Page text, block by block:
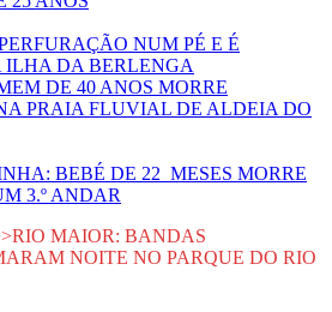
NUM PÉ E É
ILHA DA BERLENGA
DE 40 ANOS MORRE
PRAIA FLUVIAL DE ALDEIA DO
BEBÉ DE 22 MESES MORRE
3.º ANDAR
RIO MAIOR: BANDAS
NOITE NO PARQUE DO RIO